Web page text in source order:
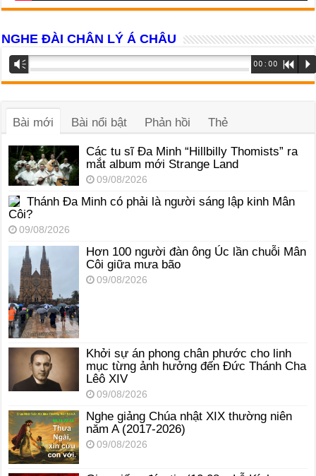
NGHE ĐÀI CHÂN LÝ Á CHÂU
Trình
phát
Vm 00:00 R P
Bài mới Bài nổi bật Phản hồi Thẻ
Các tu sĩ Đa Minh “Hillbilly Thomists” ra
mắt album mới Strange Land
09/08/2026
Thánh Đa Minh có phải là người sáng lập kinh Mân
Côi?
09/08/2026
Hơn 100 người đàn ông Úc lần chuỗi Mân
Côi giữa mưa bão
09/08/2026
Khởi sự án phong chân phước cho linh
mục từng ảnh hưởng đến Đức Thánh Cha
Lêô XIV
09/08/2026
Nghe giảng Chúa nhật XIX thường niên
năm A (2017-2026)
09/08/2026